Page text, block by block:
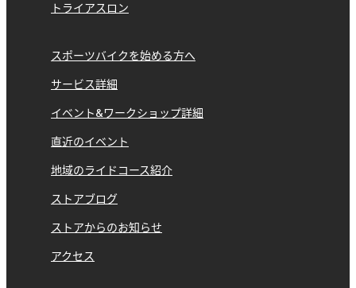
トライアスロン
スポーツバイクを始める方へ
サービス詳細
イベント&ワークショップ詳細
直近のイベント
地域のライドコース紹介
ストアブログ
ストアからのお知らせ
アクセス